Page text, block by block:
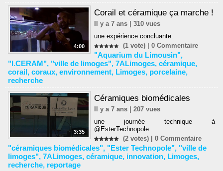
4:00
Corail et céramique ça marche !
Il y a 7 ans | 310 vues
une expérience concluante.
(1 vote) |0 Commentaire
"Aquarium du Limousin",
"I.CERAM", "ville de limoges", 7ALimoges, céramique,
corail, coraux, environnement, Limoges, porcelaine,
recherche
3:35
Céramiques biomédicales
Il y a 7 ans | 207 vues
une journée technique à
@EsterTechnopole
(2 votes) |0 Commentaire
"céramiques biomédicales", "Ester Technopole", "ville de
limoges", 7ALimoges, céramique, innovation, Limoges,
recherche, reportage